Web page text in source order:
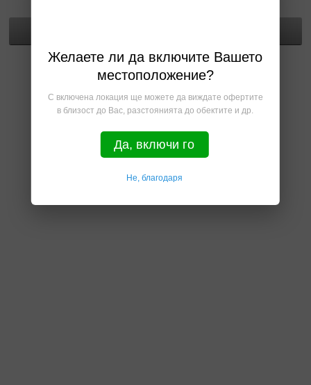
Желаете ли да включите Вашето
местоположение?
С включена локация ще можете да виждате офертите
в близост до Вас, разстоянията до обектите и др.
Да, включи го
Не, благодаря